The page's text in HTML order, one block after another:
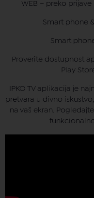
WEB – preko prijave
Smart phone
Smart
Proverite dostupnost
Play
IPKO TV aplikacija je
pretvara u divno
na vaš ekran.